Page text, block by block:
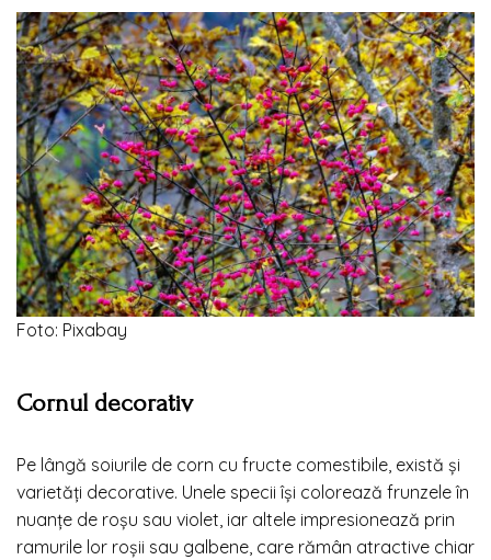
Foto: Pixabay
Cornul decorativ
Pe lângă soiurile de corn cu fructe comestibile, există și
varietăți decorative. Unele specii își colorează frunzele în
nuanțe de roșu sau violet, iar altele impresionează prin
ramurile lor roșii sau galbene, care rămân atractive chiar